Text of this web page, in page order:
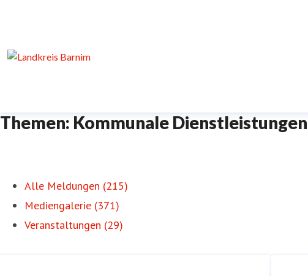
Themen: Kommunale Dienstleistungen
Alle Meldungen (215)
Mediengalerie (371)
Veranstaltungen (29)